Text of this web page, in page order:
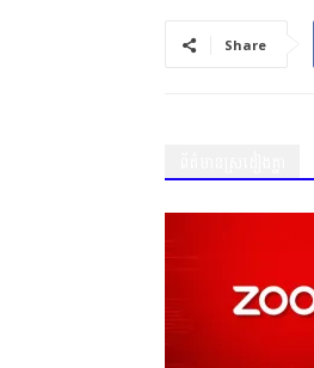
Share